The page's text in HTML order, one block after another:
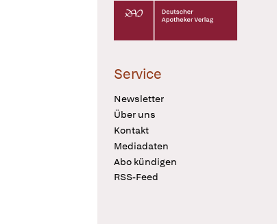
Deutscher Apotheker Verlag
Service
Newsletter
Über uns
Kontakt
Mediadaten
Abo kündigen
RSS-Feed